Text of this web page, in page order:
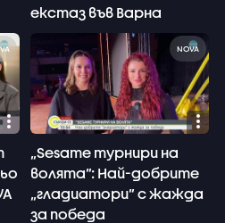
екстаз във Варна
NOVA
„Sesame турнири на
волята”: Най-добрите
„гладиатори” с жажда
за победа